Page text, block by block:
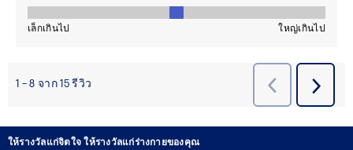
ให้รางวัลแก่จิตใจ ให้รางวัลแก่ร่างกายของคุณ